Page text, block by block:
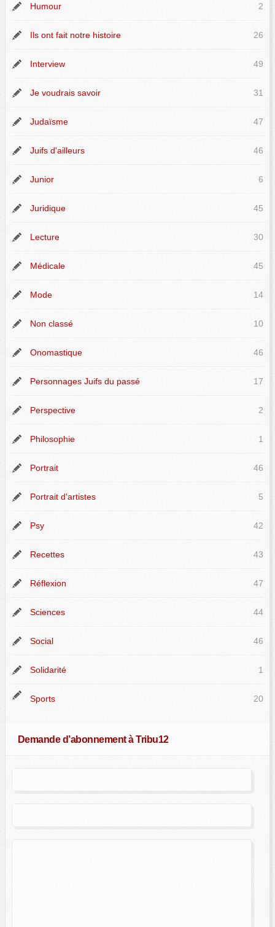
Humour 2
Ils ont fait notre histoire 26
Interview 49
Je voudrais savoir 31
Judaïsme 47
Juifs d'ailleurs 46
Junior 6
Juridique 45
Lecture 30
Médicale 45
Mode 14
Non classé 10
Onomastique 46
Personnages Juifs du passé 17
Perspective 2
Philosophie 1
Portrait 46
Portrait d'artistes 5
Psy 42
Recettes 43
Réflexion 47
Sciences 44
Social 46
Solidarité 1
Sports 20
Demande d’abonnement à Tribu12